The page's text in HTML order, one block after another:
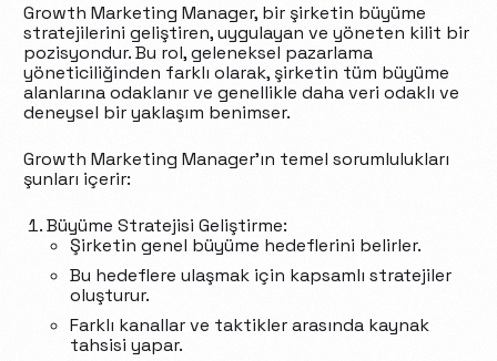
Growth Marketing Manager, bir şirketin büyüme
stratejilerini geliştiren, uygulayan ve yöneten kilit bir
pozisyondur. Bu rol, geleneksel pazarlama
yöneticiliğinden farklı olarak, şirketin tüm büyüme
alanlarına odaklanır ve genellikle daha veri odaklı ve
deneysel bir yaklaşım benimser.
Growth Marketing Manager’ın temel sorumlulukları
şunları içerir:
Büyüme Stratejisi Geliştirme:
Şirketin genel büyüme hedeflerini belirler.
Bu hedeflere ulaşmak için kapsamlı stratejiler
oluşturur.
Farklı kanallar ve taktikler arasında kaynak
tahsisi yapar.